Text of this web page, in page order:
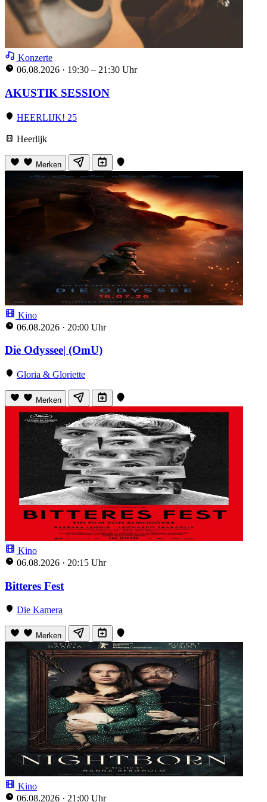
Konzerte
06.08.2026 · 19:30 – 21:30 Uhr
AKUSTIK SESSION
HEERLIJK! 25
Heerlijk
Merken
Kino
06.08.2026 · 20:00 Uhr
Die Odyssee| (OmU)
Gloria & Gloriette
Merken
Kino
06.08.2026 · 20:15 Uhr
Bitteres Fest
Die Kamera
Merken
Kino
06.08.2026 · 21:00 Uhr